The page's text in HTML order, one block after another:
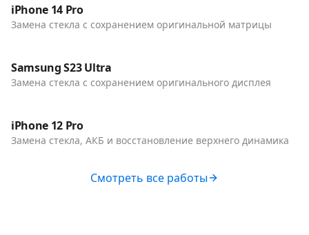
Телефоны
iPhone 14 Pro
Замена стекла с сохранением оригинальной матрицы
Телефоны
До / После
Samsung S23 Ultra
Замена стекла с сохранением оригинального дисплея
Телефоны
До / После
iPhone 12 Pro
Замена стекла, АКБ и восстановление верхнего динамика
Смотреть все работы